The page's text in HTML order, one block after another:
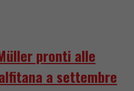
pronti alle
a settembre